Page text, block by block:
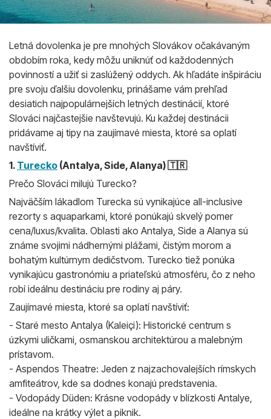
Letná dovolenka je pre mnohých Slovákov očakávaným
obdobím roka, kedy môžu uniknúť od každodenných
povinností a užiť si zaslúžený oddych. Ak hľadáte inšpiráciu
pre svoju ďalšiu dovolenku, prinášame vám prehľad
desiatich najpopulárnejších letných destinácií, ktoré
Slováci najčastejšie navštevujú. Ku každej destinácii
pridávame aj tipy na zaujímavé miesta, ktoré sa oplatí
navštíviť.
1. Turecko (Antalya, Side, Alanya) 🇹🇷
Prečo Slováci milujú Turecko?
Najväčším lákadlom Turecka sú vynikajúce all-inclusive
rezorty s aquaparkami, ktoré ponúkajú skvelý pomer
cena/luxus/kvalita. Oblasti ako Antalya, Side a Alanya sú
známe svojimi nádhernými plážami, čistým morom a
bohatým kultúrnym dedičstvom. Turecko tiež ponúka
vynikajúcu gastronómiu a priateľskú atmosféru, čo z neho
robí ideálnu destináciu pre rodiny aj páry.
Zaujímavé miesta, ktoré sa oplatí navštíviť:
- Staré mesto Antalya (Kaleiçi): Historické centrum s
úzkymi uličkami, osmanskou architektúrou a malebným
prístavom.
- Aspendos Theatre: Jeden z najzachovalejších rímskych
amfiteátrov, kde sa dodnes konajú predstavenia.
- Vodopády Düden: Krásne vodopády v blízkosti Antalye,
ideálne na krátky výlet a piknik.